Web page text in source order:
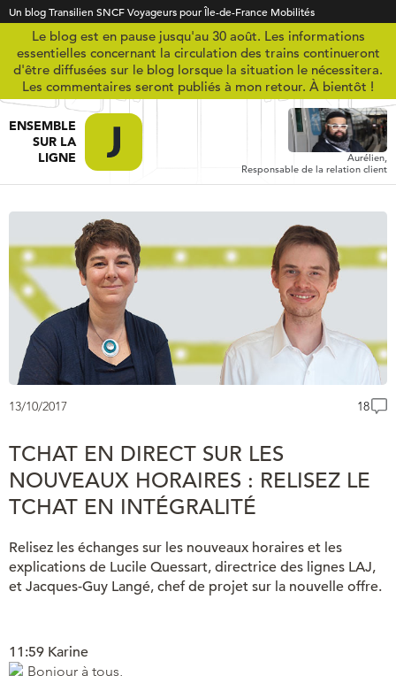
Un blog Transilien SNCF Voyageurs pour Île-de-France Mobilités
Le blog est en pause jusqu'au 30 août. Les informations
essentielles concernant la circulation des trains continueront
d'être diffusées sur le blog lorsque la situation le nécessitera.
Les commentaires seront publiés à mon retour. À bientôt !
ENSEMBLE
SUR LA
LIGNE
Aurélien,
Responsable de la relation client
13/10/2017 18
TCHAT EN DIRECT SUR LES
NOUVEAUX HORAIRES : RELISEZ LE
TCHAT EN INTÉGRALITÉ
Relisez les échanges sur les nouveaux horaires et les
explications de Lucile Quessart, directrice des lignes LAJ,
et Jacques-Guy Langé, chef de projet sur la nouvelle offre.
11:59 Karine
Bonjour à tous,